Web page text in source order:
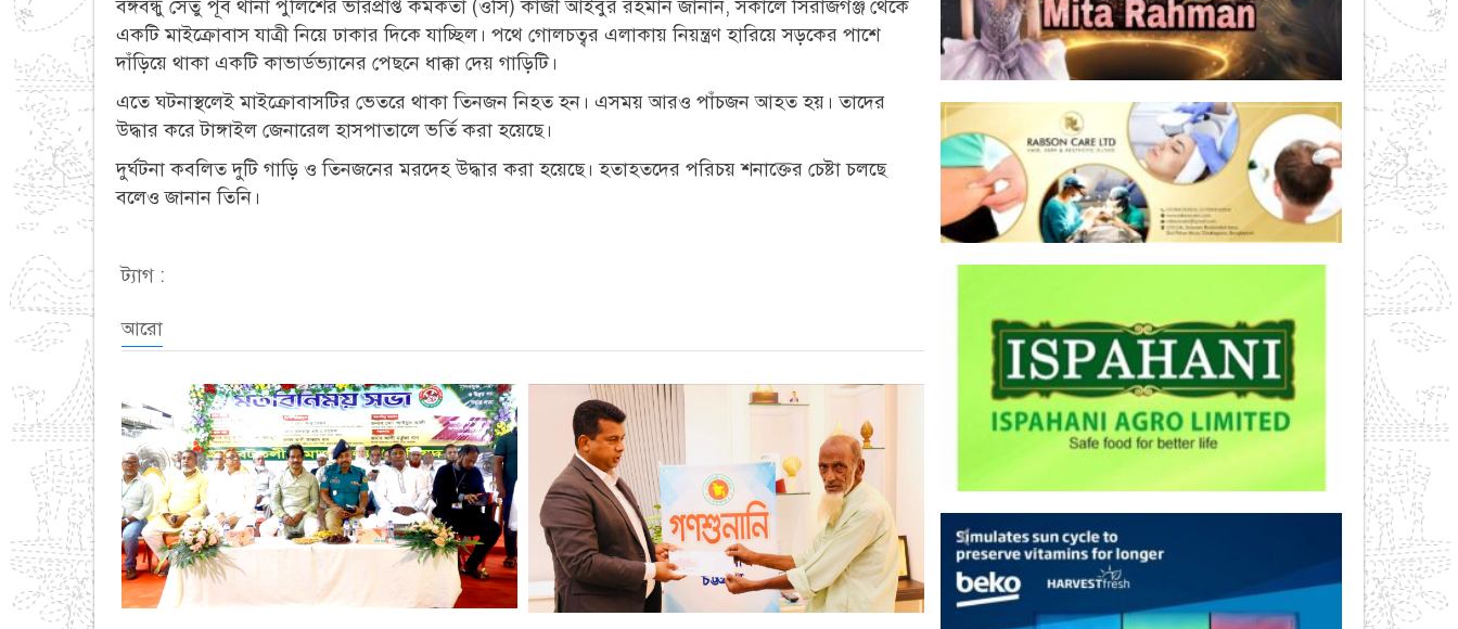
বঙ্গবন্ধু সেতু পূর্ব থানা পুলিশের ভারপ্রাপ্ত কর্মকর্তা (ওসি) কাজী আইবুর রহমান জানান, সকালে সিরাজগঞ্জ থেকে
একটি মাইক্রোবাস যাত্রী নিয়ে ঢাকার দিকে যাচ্ছিল। পথে গোলচত্বর এলাকায় নিয়ন্ত্রণ হারিয়ে সড়কের পাশে
দাঁড়িয়ে থাকা একটি কাভার্ডভ্যানের পেছনে ধাক্কা দেয় গাড়িটি।
এতে ঘটনাস্থলেই মাইক্রোবাসটির ভেতরে থাকা তিনজন নিহত হন। এসময় আরও পাঁচজন আহত হয়। তাদের
উদ্ধার করে টাঙ্গাইল জেনারেল হাসপাতালে ভর্তি করা হয়েছে।
দুর্ঘটনা কবলিত দুটি গাড়ি ও তিনজনের মরদেহ উদ্ধার করা হয়েছে। হতাহতদের পরিচয় শনাক্তের চেষ্টা চলছে
বলেও জানান তিনি।
ট্যাগ :
আরো